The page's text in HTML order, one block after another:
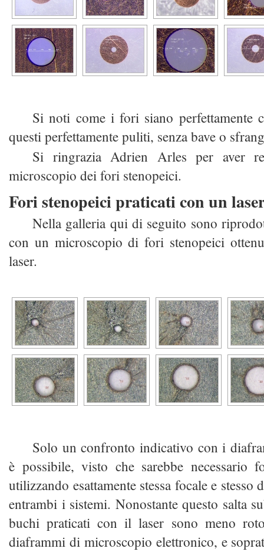
Si noti come i fori siano
questi perfettamente puliti, senza bave o
Si ringrazia Adrien Arles per aver
microscopio dei fori stenopeici.
Fori stenopeici praticati con un
Nella galleria qui di seguito sono
con un microscopio di fori stenopeici
laser.
Solo un confronto indicativo con i
è possibile, visto che sarebbe necessario
utilizzando esattamente stessa focale e
entrambi i sistemi. Nonostante questo salta
buchi praticati con il laser sono meno
diaframmi di microscopio elettronico, e